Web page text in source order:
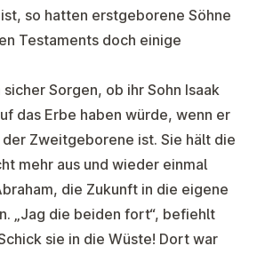
so hatten erstgeborene Söhne
Testaments doch einige
Sorgen, ob ihr Sohn Isaak
das Erbe haben würde, wenn er
Zweitgeborene ist. Sie hält die
mehr aus und wieder einmal
die Zukunft in die eigene
„Jag die beiden fort“, befiehlt
sie in die Wüste! Dort war